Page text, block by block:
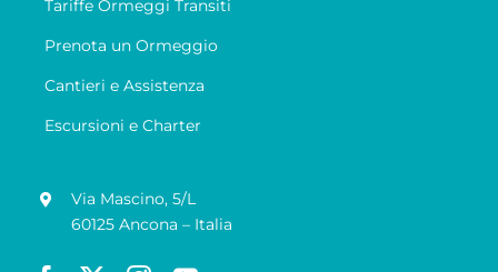
Tariffe Ormeggi Transiti
Prenota un Ormeggio
Cantieri e Assistenza
Escursioni e Charter
Via Mascino, 5/L
60125 Ancona – Italia